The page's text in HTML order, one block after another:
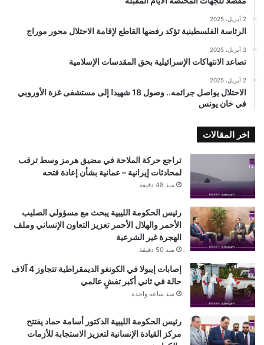
2 أبريل، 2025
الرئاسة الفلسطينية تؤكد رفضها القاطع لإقامة الاحتلال محور موراج
3 أبريل، 2025
تصاعد الانتهاكات الإسرائيلية بحق المقدسات الإسلامية
2 أبريل، 2025
الاحتلال يواصل جرائمه.. وصول 18 شهيدا إلى مستشفى غزة الأوروبي
في خان يونس
اخر المقالات
تراجع حركة الملاحة في مضيق هرمز وسط ترقب
لمحادثات إيرانية – عمانية بشأن إعادة فتحه
منذ 48 دقيقة
رئيس الحكومة الليبية يبحث مع مسؤولي الصليب
الأحمر والهلال الأحمر تعزيز التعاون الإنساني وملف
الهجرة غير الشرعية
منذ 50 دقيقة
إصابات إيبولا في الكونغو الديمقراطية تتجاوز 4 آلاف
حالة في ثاني أكبر تفشٍ عالمي
منذ ساعة واحدة
رئيس الحكومة الليبية الدكتور أسامة حماد يفتتح
مركز القيادة الإنسانية لتعزيز الاستجابة للأزمات